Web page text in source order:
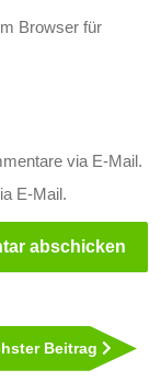
Browser für
via E-Mail.
E-Mail.
Beitrag